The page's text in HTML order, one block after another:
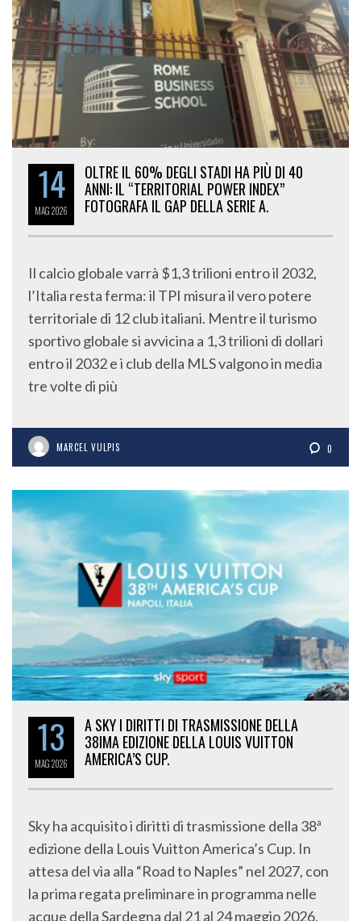
14
MAG2026
OLTRE IL 60% DEGLI STADI HA PIÙ DI 40
ANNI: IL “TERRITORIAL POWER INDEX”
FOTOGRAFA IL GAP DELLA SERIE A.
Il calcio globale varrà $1,3 trilioni entro il 2032,
l’Italia resta ferma: il TPI misura il vero potere
territoriale di 12 club italiani. Mentre il turismo
sportivo globale si avvicina a 1,3 trilioni di dollari
entro il 2032 e i club della MLS valgono in media
tre volte di più
MARCEL VULPIS 0
13
MAG2026
A SKY I DIRITTI DI TRASMISSIONE DELLA
38IMA EDIZIONE DELLA LOUIS VUITTON
AMERICA’S CUP.
Sky ha acquisito i diritti di trasmissione della 38ª
edizione della Louis Vuitton America’s Cup. In
attesa del via alla “Road to Naples” nel 2027, con
la prima regata preliminare in programma nelle
acque della Sardegna dal 21 al 24 maggio 2026,